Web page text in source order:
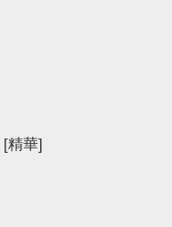
[精華]